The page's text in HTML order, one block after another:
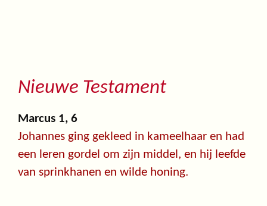
Nieuwe Testament
Marcus 1, 6
Johannes ging gekleed in kameelhaar en had
een leren gordel om zijn middel, en hij leefde
van sprinkhanen en wilde honing.